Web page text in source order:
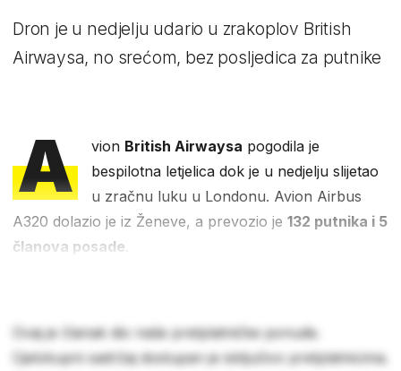
Dron je u nedjelju udario u zrakoplov British
Airwaysa, no srećom, bez posljedica za putnike
A vion British Airwaysa pogodila je
bespilotna letjelica dok je u nedjelju slijetao
u zračnu luku u Londonu. Avion Airbus
A320 dolazio je iz Ženeve, a prevozio je 132 putnika i 5
članova posade
Ovaj je članak dio naše pretplatničke ponude.
Cjelokupni sadržaj dostupan je isključivo pretplatnicima.